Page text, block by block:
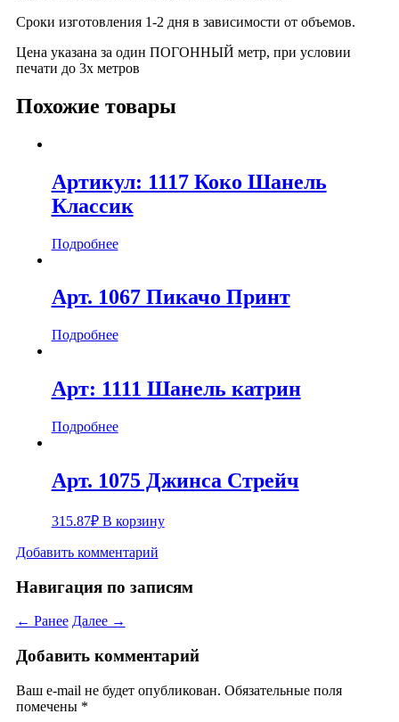
Сроки изготовления 1-2 дня в зависимости от объемов.
Цена указана за один ПОГОННЫЙ метр, при условии
печати до 3х метров
Похожие товары
Артикул: 1117 Коко Шанель
Классик
Подробнее
Арт. 1067 Пикачо Принт
Подробнее
Арт: 1111 Шанель катрин
Подробнее
Арт. 1075 Джинса Стрейч
315.87₽ В корзину
Добавить комментарий
Навигация по записям
← Ранее Далее →
Добавить комментарий
Ваш e-mail не будет опубликован. Обязательные поля
помечены *